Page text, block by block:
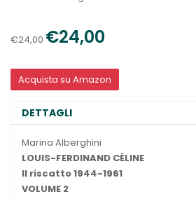
€24,00 €24,00
Acquista su Amazon
DETTAGLI
Marina Alberghini
LOUIS-FERDINAND CÉLINE
Il riscatto 1944-1961
VOLUME 2